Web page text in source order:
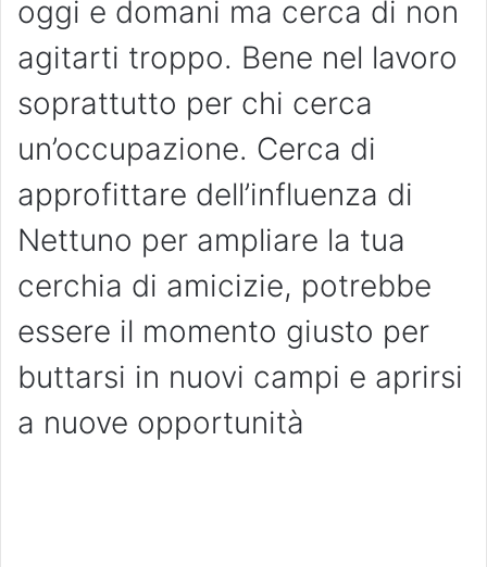
oggi e domani ma cerca di non
agitarti troppo. Bene nel lavoro
soprattutto per chi cerca
un’occupazione. Cerca di
approfittare dell’influenza di
Nettuno per ampliare la tua
cerchia di amicizie, potrebbe
essere il momento giusto per
buttarsi in nuovi campi e aprirsi
a nuove opportunità